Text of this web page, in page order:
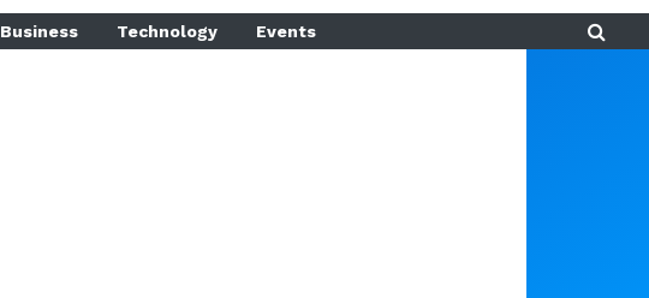
Business Technology Events